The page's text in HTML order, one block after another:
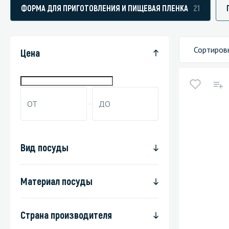
Защитные
Средства
Средства
Средства
ФОРМА ДЛЯ ПРИГОТОВЛЕНИЯ И ПИЩЕВАЯ ПЛЕНКА 21
Цена
Вид посуды
Материал посуды
Страна производителя